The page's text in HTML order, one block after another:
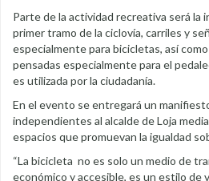
Parte de la actividad recreativa será la
primer tramo de la ciclovía, carriles y
especialmente para bicicletas, así
pensadas especialmente para el
es utilizada por la ciudadanía.
En el evento se entregará un
independientes al alcalde de Loja
espacios que promuevan la igualdad
“La bicicleta no es solo un medio de
económico y accesible, es un estilo de